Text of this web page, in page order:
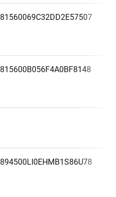
81560069C32DD2E57507
815600B056F4A0BF8148
894500LI0EHMB1S86U78